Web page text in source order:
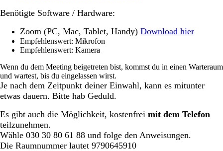
Benötigte Software / Hardware:
Zoom (PC, Mac, Tablet, Handy) Download hier
Empfehlenswert: Mikrofon
Empfehlenswert: Kamera
Wenn du dem Meeting beigetreten bist, kommst du in einen Warteraum
und wartest, bis du eingelassen wirst.
Je nach dem Zeitpunkt deiner Einwahl, kann es mitunter
etwas dauern. Bitte hab Geduld.
Es gibt auch die Möglichkeit, kostenfrei mit dem Telefon
teilzunehmen.
Wähle 030 30 80 61 88 und folge den Anweisungen.
Die Raumnummer lautet 9790645910